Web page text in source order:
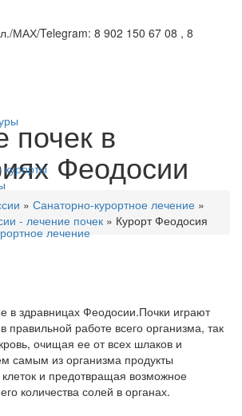
МАХ/Telegram: 8 902 150 67 08 , 8
лечение
почек в
Феодосии
» Санаторно-курортное лечение»
- лечение почек » Курорт Феодосия
в здравницах Феодосии.Почки играют
правильной работе всего организма, так
очищая ее от всех шлаков и
самым из организма продукты
и предотвращая возможное
количества солей в органах.